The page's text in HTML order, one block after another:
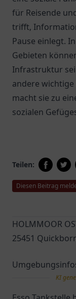
für Reisende
trifft,
Pause einlegt.
Gebieten
Infrastruktur
andere
macht sie zu
sozialen
Teilen:
Diesen Beitrag
HOLMMOOR
25451
KI